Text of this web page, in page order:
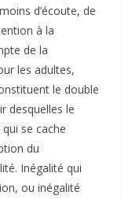
d’écoute, de
à la
de la
les adultes,
le double
desquelles le
se cache
du
Inégalité qui
ou inégalité